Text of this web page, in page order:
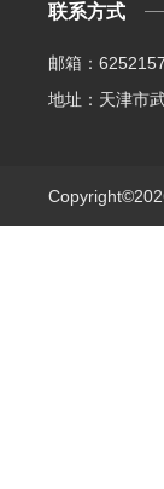
联系方式
邮箱：
地址：天津市